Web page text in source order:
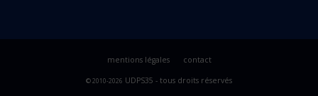
mentions légales contact
© 2010-2026 UDPS35 - tous droits réservés